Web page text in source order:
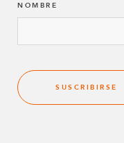
NOMBRE
SUSCRIBIRSE